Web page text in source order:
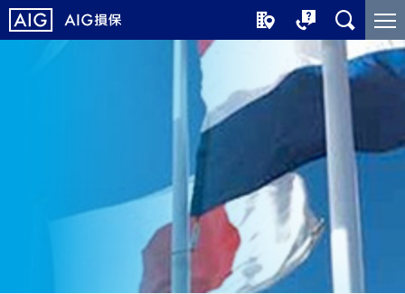
メ
イ
こ
こ